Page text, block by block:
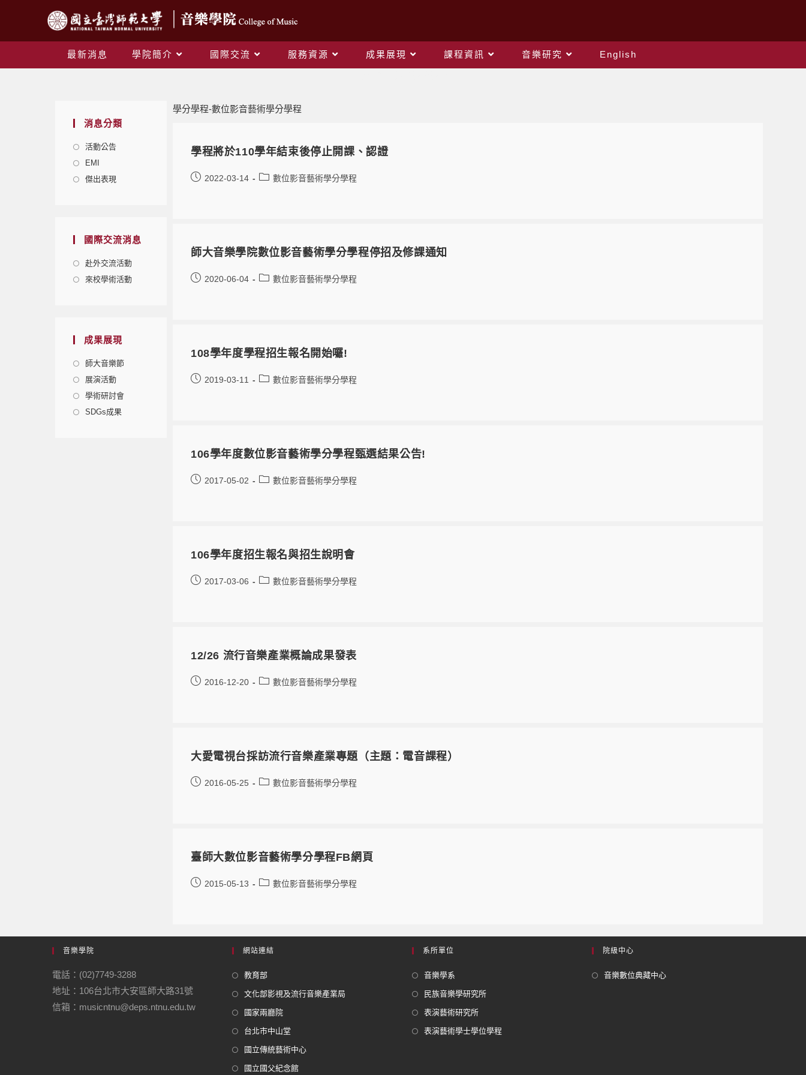
最新消息 學院簡介 國際交流 服務資源 成果展現 課程資訊 音樂研究 English
消息分類
活動公告
EMI
傑出表現
國際交流消息
赴外交流活動
來校學術活動
成果展現
師大音樂節
展演活動
學術研討會
SDGs成果
學分學程-數位影音藝術學分學程
學程將於110學年結束後停止開課、認證
2022-03-14 數位影音藝術學分學程
師大音樂學院數位影音藝術學分學程停招及修課通知
2020-06-04 數位影音藝術學分學程
108學年度學程招生報名開始囉!
2019-03-11 數位影音藝術學分學程
106學年度數位影音藝術學分學程甄選結果公告!
2017-05-02 數位影音藝術學分學程
106學年度招生報名與招生說明會
2017-03-06 數位影音藝術學分學程
12/26 流行音樂產業概論成果發表
2016-12-20 數位影音藝術學分學程
大愛電視台採訪流行音樂產業專題（主題：電音課程）
2016-05-25 數位影音藝術學分學程
臺師大數位影音藝術學分學程FB網頁
2015-05-13 數位影音藝術學分學程
音樂學院
電話：(02)7749-3288
地址：106台北市大安區師大路31號
信箱：musicntnu@deps.ntnu.edu.tw
網站連結
教育部
文化部影視及流行音樂產業局
國家兩廳院
台北市中山堂
國立傳統藝術中心
國立國父紀念館
系所單位
音樂學系
民族音樂學研究所
表演藝術研究所
表演藝術學士學位學程
院級中心
音樂數位典藏中心